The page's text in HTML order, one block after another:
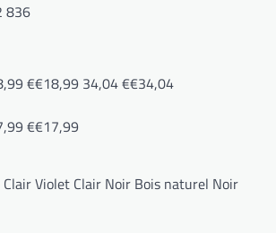
836
€€18,99 34,04 €€34,04
€€17,99
Violet Clair Noir Bois naturel Noir